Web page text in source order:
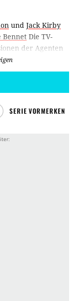
und Jack Kirby
Bennet Die TV-
der Agenten
kurz:
dem Kinofilm “The
SERIE VORMERKEN